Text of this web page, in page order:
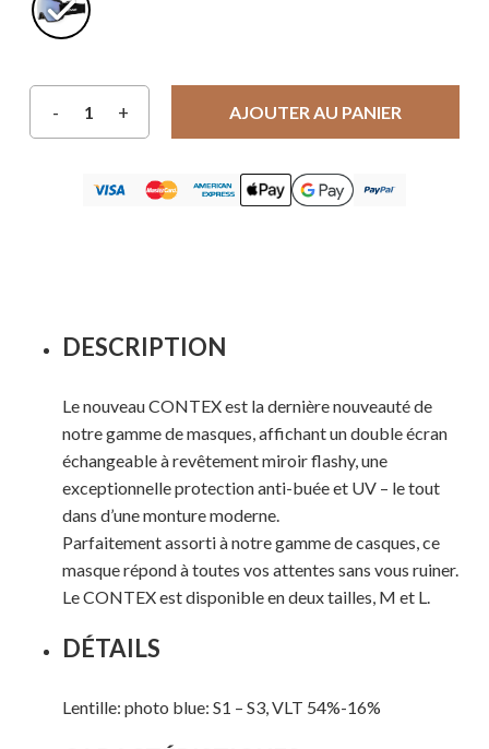
AJOUTER AU PANIER
DESCRIPTION
Le nouveau CONTEX est la dernière nouveauté de
notre gamme de masques, affichant un double écran
échangeable à revêtement miroir flashy, une
exceptionnelle protection anti-buée et UV – le tout
dans d’une monture moderne.
Parfaitement assorti à notre gamme de casques, ce
masque répond à toutes vos attentes sans vous ruiner.
Le CONTEX est disponible en deux tailles, M et L.
DÉTAILS
Lentille: photo blue: S1 – S3, VLT 54%-16%